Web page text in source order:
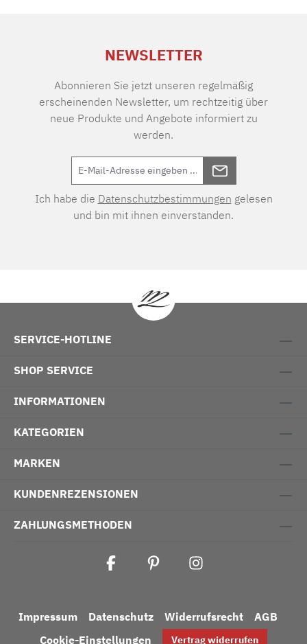
NEWSLETTER
Abonnieren Sie jetzt unseren regelmäßig
erscheinenden Newsletter, um rechtzeitig über
neue Produkte und Angebote informiert zu
werden.
Ich habe die Datenschutzbestimmungen gelesen
und bin mit ihnen einverstanden.
SERVICE-HOTLINE
SHOP SERVICE
INFORMATIONEN
KATEGORIEN
MARKEN
KUNDENREZENSIONEN
ZAHLUNGSMETHODEN
Impressum Datenschutz Widerrufsrecht
AGB
Cookie-Einstellungen
Vertrag widerrufen